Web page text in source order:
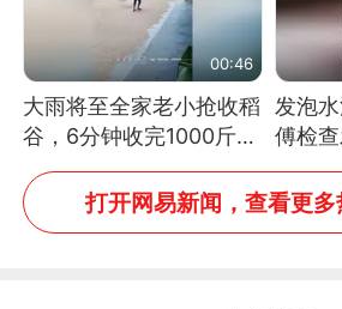
00:46
大雨将至全家老小抢收稻
谷，6分钟收完1000斤，
没有一个人掉链子
发泡
傅检
风口
打开网易新闻，查看更